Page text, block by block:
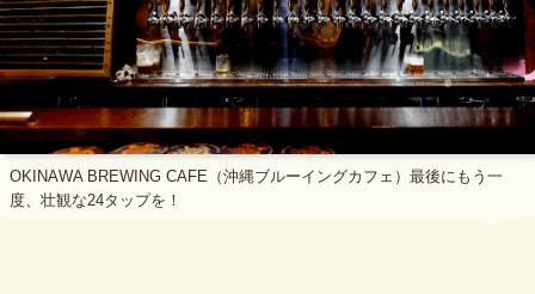
OKINAWA BREWING CAFE（沖縄ブルーイングカフェ）最後にもう一
度、壮観な24タップを！